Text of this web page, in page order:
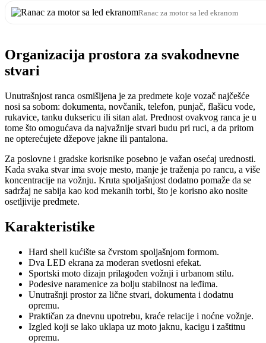
Ranac za motor sa led ekranom
Organizacija prostora za svakodnevne
stvari
Unutrašnjost ranca osmišljena je za predmete koje vozač najčešće
nosi sa sobom: dokumenta, novčanik, telefon, punjač, flašicu vode,
rukavice, tanku duksericu ili sitan alat. Prednost ovakvog ranca je u
tome što omogućava da najvažnije stvari budu pri ruci, a da pritom
ne opterećujete džepove jakne ili pantalona.
Za poslovne i gradske korisnike posebno je važan osećaj urednosti.
Kada svaka stvar ima svoje mesto, manje je traženja po rancu, a više
koncentracije na vožnju. Kruta spoljašnjost dodatno pomaže da se
sadržaj ne sabija kao kod mekanih torbi, što je korisno ako nosite
osetljivije predmete.
Karakteristike
Hard shell kućište sa čvrstom spoljašnjom formom.
Dva LED ekrana za moderan svetlosni efekat.
Sportski moto dizajn prilagođen vožnji i urbanom stilu.
Podesive naramenice za bolju stabilnost na leđima.
Unutrašnji prostor za lične stvari, dokumenta i dodatnu
opremu.
Praktičan za dnevnu upotrebu, kraće relacije i noćne vožnje.
Izgled koji se lako uklapa uz moto jaknu, kacigu i zaštitnu
opremu.